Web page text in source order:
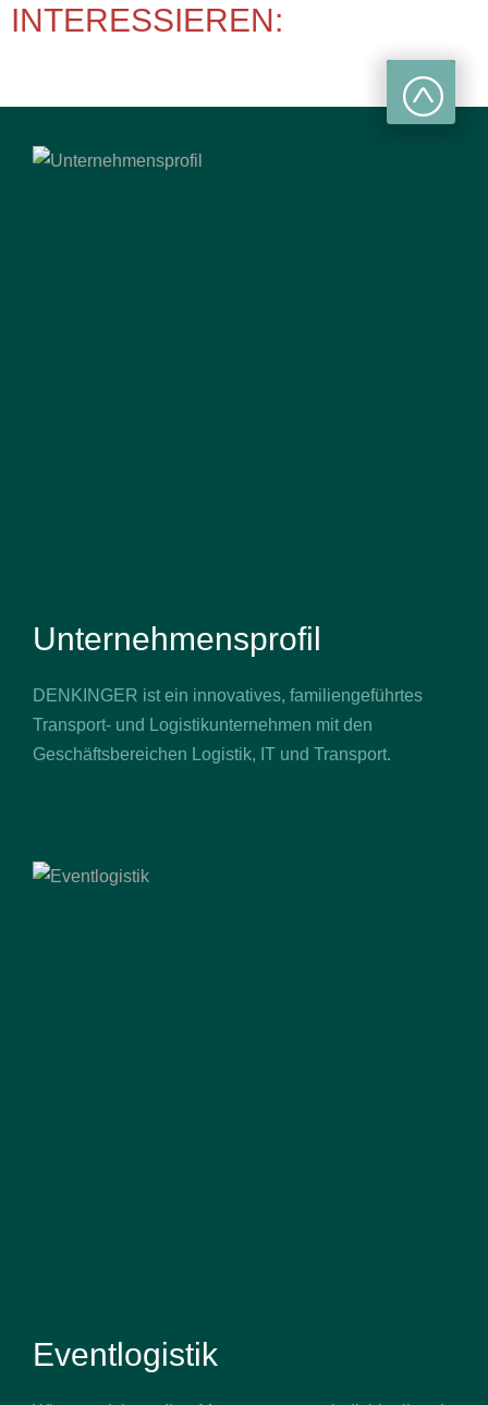
INTERESSIEREN:
Unternehmensprofil
DENKINGER ist ein innovatives, familiengeführtes
Transport- und Logistikunternehmen mit den
Geschäftsbereichen Logistik, IT und Transport.
Eventlogistik